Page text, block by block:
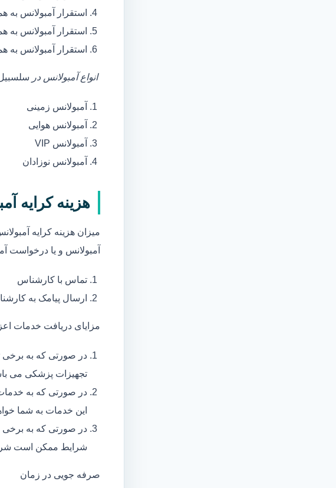
استقرار آمبولانس به
استقرار آمبولانس
استقرار آمبولانس
انواع آمبولانس در
آمبولانس زمینی
آمبولانس هوایی
آمبولانس VIP
آمبولانس نوزادان
هزینه
میزان هزینه کرایه
آمبولانس و یا درخواست
تماس با کارشناس
ارسال پیامک به
مزایای دریافت خدمات
در صورتی که به برخی
تجهیزات پزشکی می
در صورتی که به
این خدمات به شما
در صورتی که به برخی
شرایط ممکن است
صرفه جویی در زمان